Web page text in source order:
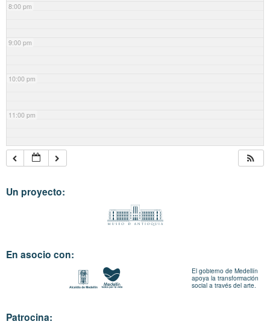
8:00 pm
9:00 pm
10:00 pm
11:00 pm
Un proyecto:
En asocio con:
El gobierno de Medellín
apoya la transformación
social a través del arte.
Patrocina: